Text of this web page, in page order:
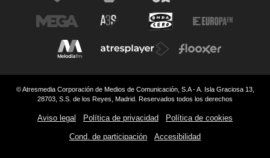
© Atresmedia Corporación de Medios de Comunicación, S.A - A. Isla Graciosa 13,
28703, S.S. de los Reyes, Madrid. Reservados todos los derechos
Aviso legal Política de privacidad Política de cookies
Cond. de participación Accesibilidad